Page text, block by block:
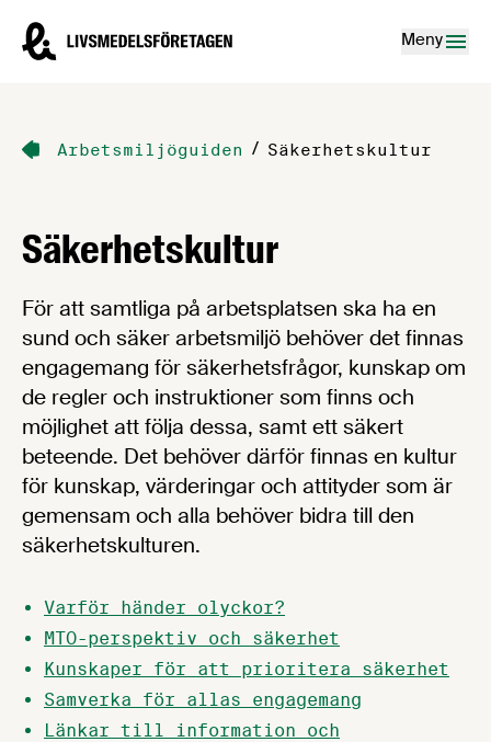
Livsmedelsföretagen – till startsidan
Meny
Arbetsmiljöguiden / Säkerhetskultur
Säkerhetskultur
För att samtliga på arbetsplatsen ska ha en
sund och säker arbetsmiljö behöver det finnas
engagemang för säkerhetsfrågor, kunskap om
de regler och instruktioner som finns och
möjlighet att följa dessa, samt ett säkert
beteende. Det behöver därför finnas en kultur
för kunskap, värderingar och attityder som är
gemensam och alla behöver bidra till den
säkerhetskulturen.
Varför händer olyckor?
MTO-perspektiv och säkerhet
Kunskaper för att prioritera säkerhet
Samverka för allas engagemang
Länkar till information och